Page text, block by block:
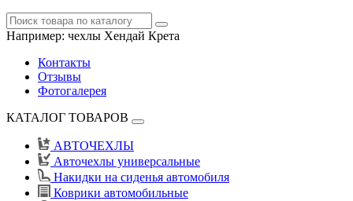
Например: чехлы Хендай Крета
Контакты
Отзывы
Фотогалерея
КАТАЛОГ ТОВАРОВ
АВТОЧЕХЛЫ
Авточехлы универсальные
Накидки на сиденья автомобиля
Коврики автомобильные